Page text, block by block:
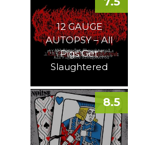
12 GAUGE
AUTOPSY – All
Pigs Get
Slaughtered
8.5